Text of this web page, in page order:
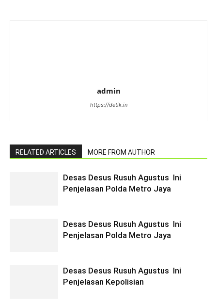
admin
https://detik.in
RELATED ARTICLES MORE FROM AUTHOR
Desas Desus Rusuh Agustus Ini
Penjelasan Polda Metro Jaya
Desas Desus Rusuh Agustus Ini
Penjelasan Polda Metro Jaya
Desas Desus Rusuh Agustus Ini
Penjelasan Kepolisian